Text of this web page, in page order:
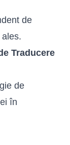
de
Traducere
de
în